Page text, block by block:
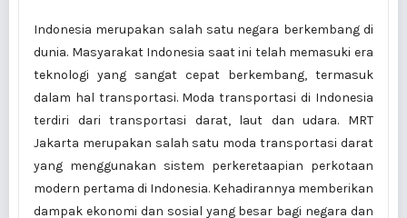
Indonesia merupakan salah satu negara berkembang di
dunia. Masyarakat Indonesia saat ini telah memasuki era
teknologi yang sangat cepat berkembang, termasuk
dalam hal transportasi. Moda transportasi di Indonesia
terdiri dari transportasi darat, laut dan udara. MRT
Jakarta merupakan salah satu moda transportasi darat
yang menggunakan sistem perkeretaapian perkotaan
modern pertama di Indonesia. Kehadirannya memberikan
dampak ekonomi dan sosial yang besar bagi negara dan